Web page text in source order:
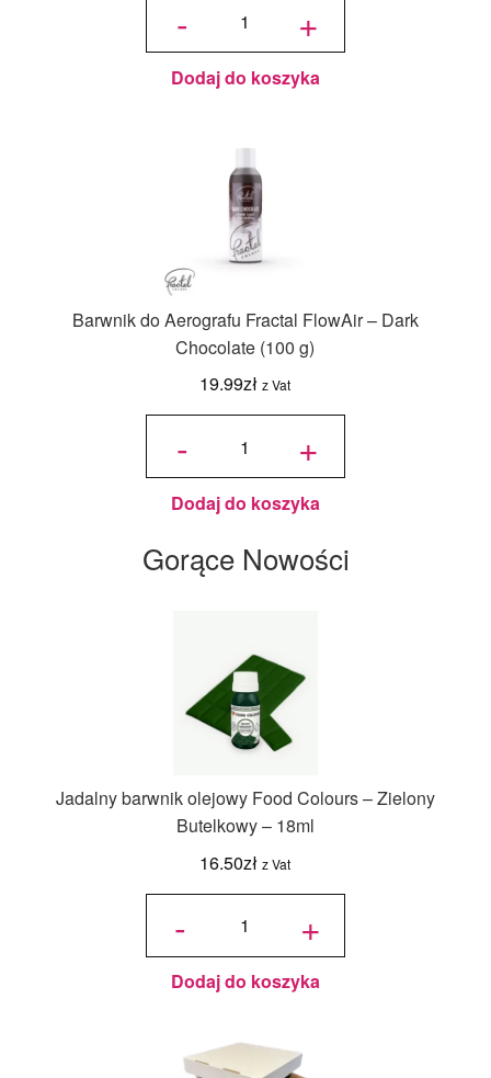
-
Aerografu
Fractal
FlowAir -
Indigo
Blue (100
+
Dodaj do koszyka
Barwnik do Aerografu Fractal FlowAir – Dark
Chocolate (100 g)
19.99zł z Vat
-
ilość
Aerografu
Fractal
FlowAir -
Dark
Chocolate
+
Dodaj do koszyka
Gorące Nowości
Jadalny barwnik olejowy Food Colours – Zielony
Butelkowy – 18ml
16.50zł z Vat
-
ilość
olejowy
Food
Colours -
Zielony
Butelkowy
+
Dodaj do koszyka